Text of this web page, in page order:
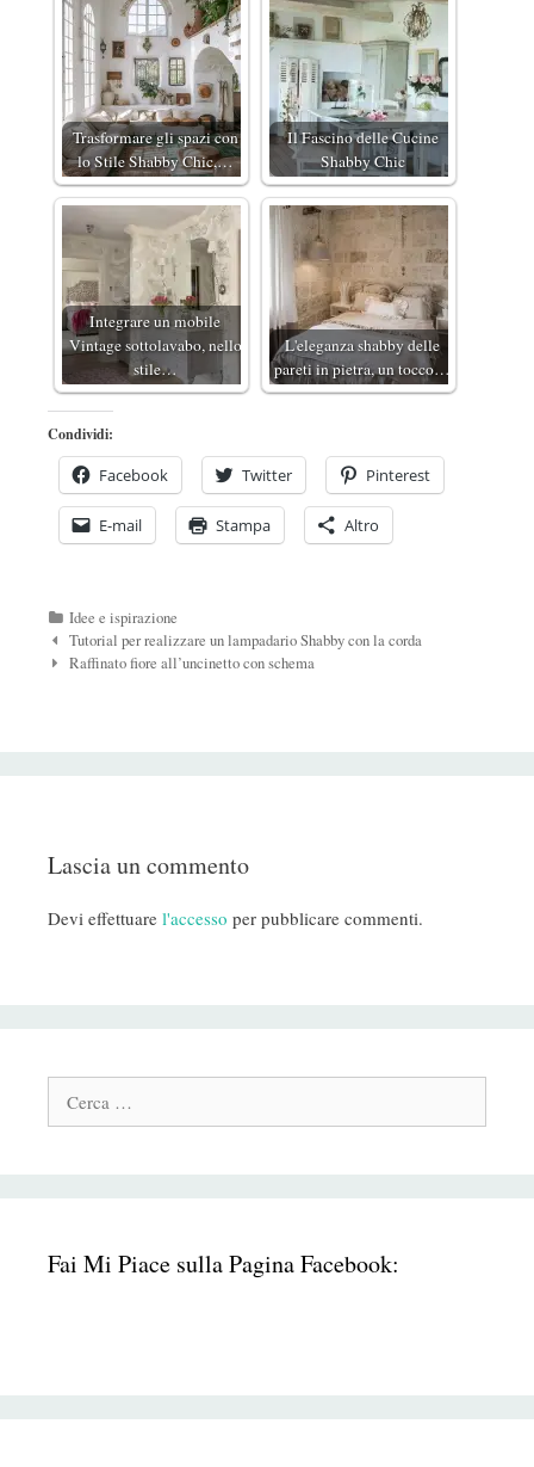
Trasformare gli spazi con
lo Stile Shabby Chic,…
Il Fascino delle Cucine
Shabby Chic
Integrare un mobile
Vintage sottolavabo, nello
stile…
L'eleganza shabby delle
pareti in pietra, un tocco…
Condividi:
Facebook Twitter Pinterest
E-mail Stampa Altro
Categorie
Idee e ispirazione
Navigazione
Post
Tutorial per realizzare un lampadario Shabby con la corda
Raffinato fiore all’uncinetto con schema
Lascia un commento
Devi effettuare l'accesso per pubblicare commenti.
Cerca:
Fai Mi Piace sulla Pagina Facebook: